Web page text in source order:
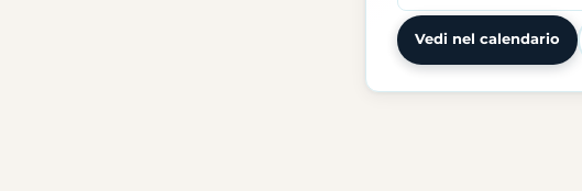
Vedi nel calendario